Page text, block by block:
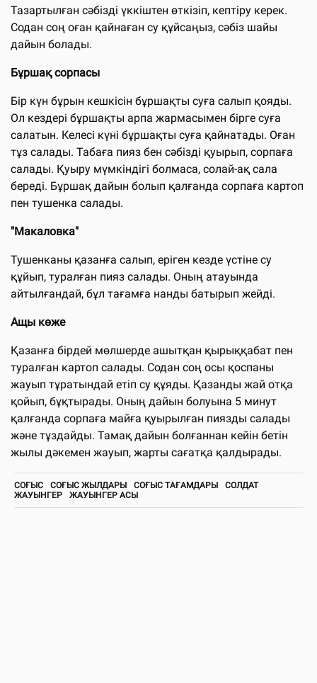
Тазартылған сәбізді үккіштен өткізіп, кептіру керек.
Содан соң оған қайнаған су құйсаңыз, сәбіз шайы
дайын болады.
Бұршақ сорпасы
Бір күн бұрын кешкісін бұршақты суға салып қояды.
Ол кездері бұршақты арпа жармасымен бірге суға
салатын. Келесі күні бұршақты суға қайнатады. Оған
тұз салады. Табаға пияз бен сәбізді қуырып, сорпаға
салады. Қуыру мүмкіндігі болмаса, солай-ақ сала
береді. Бұршақ дайын болып қалғанда сорпаға картоп
пен тушенка салады.
"Макаловка"
Тушенканы қазанға салып, еріген кезде үстіне су
құйып, туралған пияз салады. Оның атауында
айтылғандай, бұл тағамға нанды батырып жейді.
Ащы көже
Қазанға бірдей мөлшерде ашытқан қырыққабат пен
туралған картоп салады. Содан соң осы қоспаны
жауып тұратындай етіп су құяды. Қазанды жай отқа
қойып, бұқтырады. Оның дайын болуына 5 минут
қалғанда сорпаға майға қуырылған пиязды салады
және тұздайды. Тамақ дайын болғаннан кейін бетін
жылы дәкемен жауып, жарты сағатқа қалдырады.
СОҒЫС СОҒЫС ЖЫЛДАРЫ СОҒЫС ТАҒАМДАРЫ
СОЛДАТ
ЖАУЫНГЕР
ЖАУЫНГЕР АСЫ